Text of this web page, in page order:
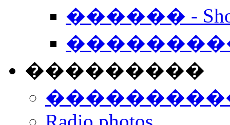
������ -
���������